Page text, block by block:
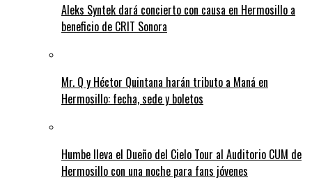
Aleks Syntek dará concierto con causa en Hermosillo a
beneficio de CRIT Sonora
Mr. Q y Héctor Quintana harán tributo a Maná en
Hermosillo: fecha, sede y boletos
Humbe lleva el Dueño del Cielo Tour al Auditorio CUM de
Hermosillo con una noche para fans jóvenes